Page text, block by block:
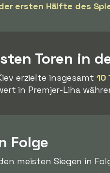
ersten Hälfte des
Toren in
erzielte insgesamt 10
in Premjer-Liha
Folge
meisten Siegen in